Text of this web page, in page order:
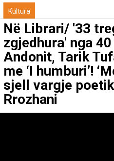
Kultura
Në Librari/ '33
zgjedhura' nga
Andonit, Tarik
me ‘I humburi’!
sjell vargje
Rrozhani